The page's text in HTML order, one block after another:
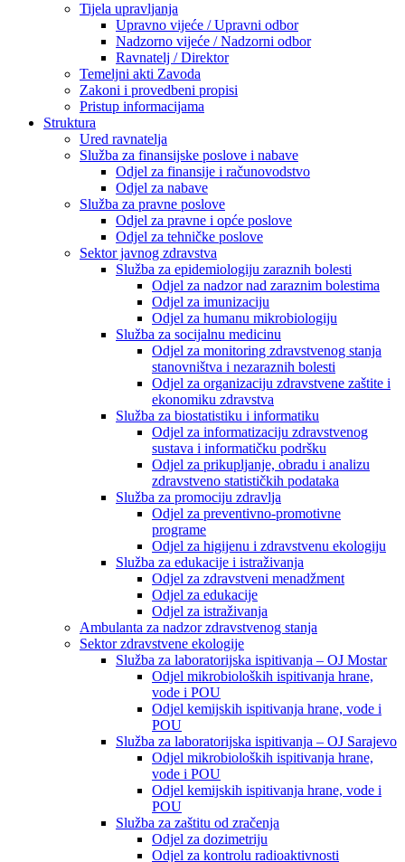
Tijela upravljanja
Upravno vijeće / Upravni odbor
Nadzorno vijeće / Nadzorni odbor
Ravnatelj / Direktor
Temeljni akti Zavoda
Zakoni i provedbeni propisi
Pristup informacijama
Struktura
Ured ravnatelja
Služba za finansijske poslove i nabave
Odjel za finansije i računovodstvo
Odjel za nabave
Služba za pravne poslove
Odjel za pravne i opće poslove
Odjel za tehničke poslove
Sektor javnog zdravstva
Služba za epidemiologiju zaraznih bolesti
Odjel za nadzor nad zaraznim bolestima
Odjel za imunizaciju
Odjel za humanu mikrobiologiju
Služba za socijalnu medicinu
Odjel za monitoring zdravstvenog stanja
stanovništva i nezaraznih bolesti
Odjel za organizaciju zdravstvene zaštite i
ekonomiku zdravstva
Služba za biostatistiku i informatiku
Odjel za informatizaciju zdravstvenog
sustava i informatičku podršku
Odjel za prikupljanje, obradu i analizu
zdravstveno statističkih podataka
Služba za promociju zdravlja
Odjel za preventivno-promotivne
programe
Odjel za higijenu i zdravstvenu ekologiju
Služba za edukacije i istraživanja
Odjel za zdravstveni menadžment
Odjel za edukacije
Odjel za istraživanja
Ambulanta za nadzor zdravstvenog stanja
Sektor zdravstvene ekologije
Služba za laboratorijska ispitivanja – OJ Mostar
Odjel mikrobioloških ispitivanja hrane,
vode i POU
Odjel kemijskih ispitivanja hrane, vode i
POU
Služba za laboratorijska ispitivanja – OJ Sarajevo
Odjel mikrobioloških ispitivanja hrane,
vode i POU
Odjel kemijskih ispitivanja hrane, vode i
POU
Služba za zaštitu od zračenja
Odjel za dozimetriju
Odjel za kontrolu radioaktivnosti